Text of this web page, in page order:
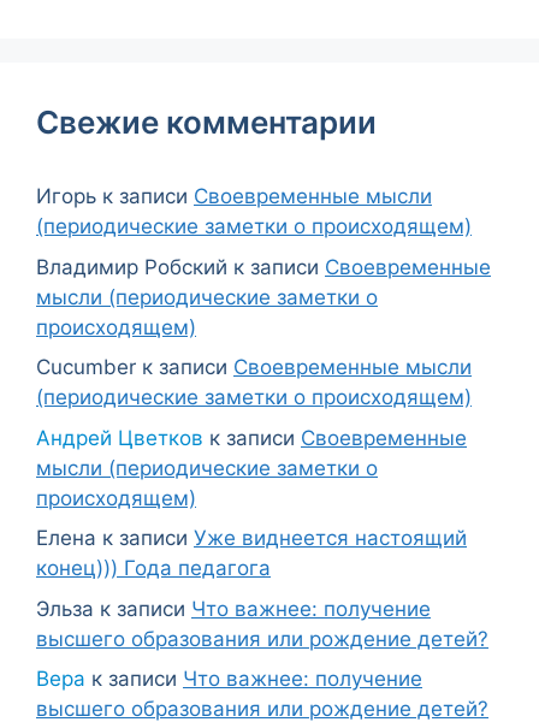
Свежие комментарии
Игорь к записи Своевременные мысли
(периодические заметки о происходящем)
Владимир Робский к записи Своевременные
мысли (периодические заметки о
происходящем)
Cucumber к записи Своевременные мысли
(периодические заметки о происходящем)
Андрей Цветков к записи Своевременные
мысли (периодические заметки о
происходящем)
Елена к записи Уже виднеется настоящий
конец))) Года педагога
Эльза к записи Что важнее: получение
высшего образования или рождение детей?
Вера к записи Что важнее: получение
высшего образования или рождение детей?